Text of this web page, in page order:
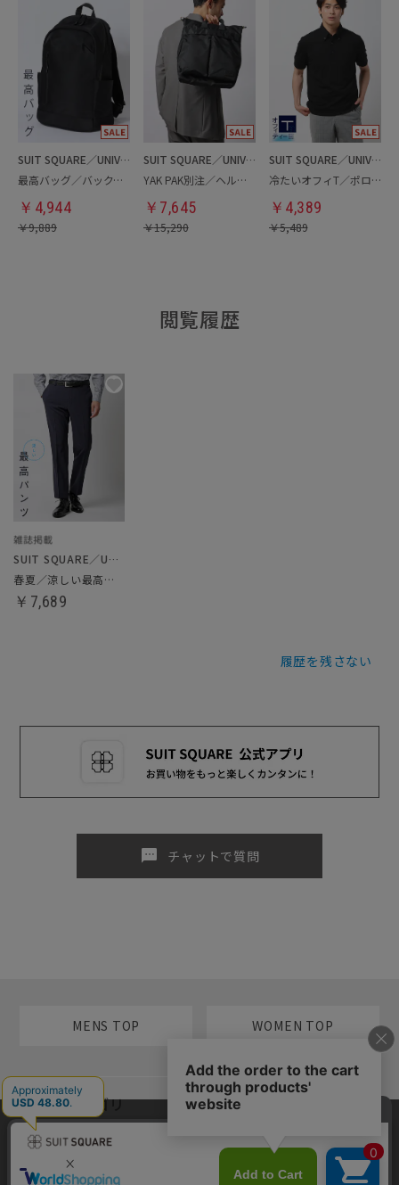
SUIT SQUARE／UNIVERSAL LANGUAGE
最高バッグ／バックパック
￥ 4,944
￥9,889
SUIT SQUARE／UNIVERSAL LANGUAGE
YAK PAK別注／ヘルメットバッグ
￥ 7,645
￥15,290
SUIT SQUARE／UNIVERSAL LANGUAGE
冷たいオフィT／ポロシャツ
￥ 4,389
￥5,489
閲覧履歴
SUIT SQUARE／UNIVERSAL LANGUAGE
春夏／涼しい最高パンツ
￥7,689
履歴を残さない
sms チャットで質問
MENS TOP WOMEN TOP
メンズカテゴリ
レディースカテゴリ
当サイトでは利用体験の向上およびコンテンツの最適な提供、トラフィ
ックの分析を目的としてCookieを使用しています。サイトの閲覧を継続